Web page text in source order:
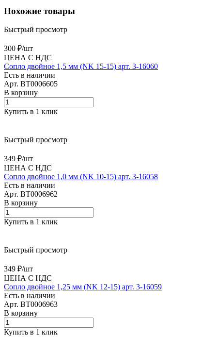
Похожие товары
Быстрый просмотр
300 ₽/шт
ЦЕНА С НДС
Сопло двойное 1,5 мм (NK 15-15) арт. 3-16060
Есть в наличии
Арт. BT0006605
В корзину
Купить в 1 клик
Быстрый просмотр
349 ₽/шт
ЦЕНА С НДС
Сопло двойное 1,0 мм (NK 10-15) арт. 3-16058
Есть в наличии
Арт. BT0006962
В корзину
Купить в 1 клик
Быстрый просмотр
349 ₽/шт
ЦЕНА С НДС
Сопло двойное 1,25 мм (NK 12-15) арт. 3-16059
Есть в наличии
Арт. BT0006963
В корзину
Купить в 1 клик